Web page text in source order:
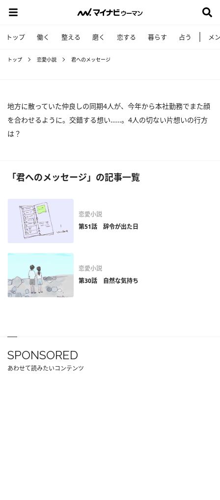
トップ 働く 整える 磨く 恋する 暮らす 占う メ
トップ 恋愛小説 君へのメッセージ
地方に散っていた仲良しの同期4人が、今年から本社勤務でまた顔
を合わせるように。交錯する想い……。4人の切ない片想いの行方
は？
「君へのメッセージ」の記事一覧
恋愛小説
第51話 辞令が出た日
恋愛小説
第30話 自然な気持ち
SPONSORED
あわせて読みたいコンテンツ